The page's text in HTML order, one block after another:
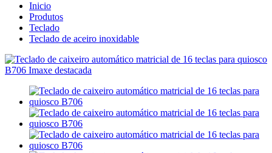
Inicio
Produtos
Teclado
Teclado de aceiro inoxidable